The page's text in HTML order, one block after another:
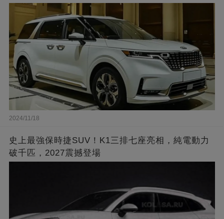
2024/11/18
史上最強保時捷SUV！K1三排七座亮相，純電動力
破千匹，2027震撼登場